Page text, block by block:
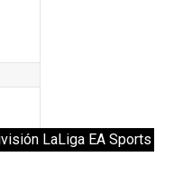
LaLiga EA Sports